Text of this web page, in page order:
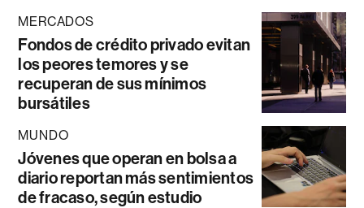
MERCADOS
Fondos de crédito privado evitan
los peores temores y se
recuperan de sus mínimos
bursátiles
MUNDO
Jóvenes que operan en bolsa a
diario reportan más sentimientos
de fracaso, según estudio